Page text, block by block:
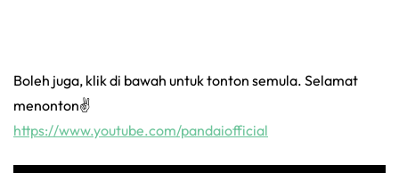
Boleh juga, klik di bawah untuk tonton semula. Selamat
menonton✌️
https://www.youtube.com/pandaiofficial